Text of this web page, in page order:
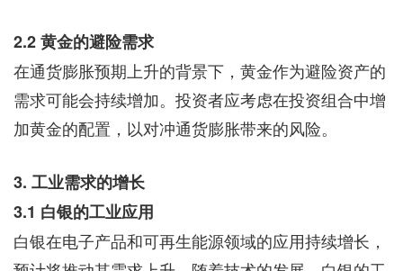
2.2 黄金的避险需求
在通货膨胀预期上升的背景下，黄金作为避险资产的
需求可能会持续增加。投资者应考虑在投资组合中增
加黄金的配置，以对冲通货膨胀带来的风险。
3. 工业需求的增长
3.1 白银的工业应用
白银在电子产品和可再生能源领域的应用持续增长，